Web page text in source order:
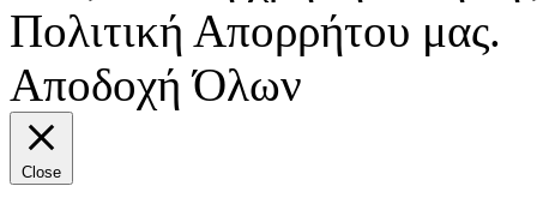
Πολιτική Απορρήτου μας.
Αποδοχή Όλων
Close